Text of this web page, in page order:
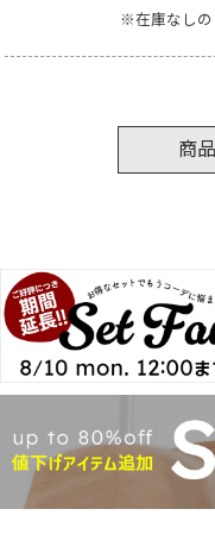
※在庫なしの
商